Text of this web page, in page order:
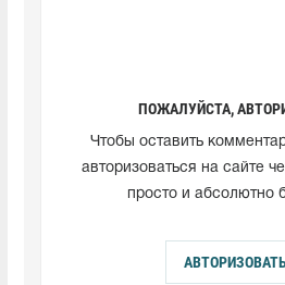
ПОЖАЛУЙСТА,
Чтобы оставить
авторизоваться на сайте
просто и абсолютно